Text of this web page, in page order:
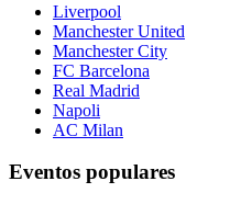
Liverpool
Manchester United
Manchester City
FC Barcelona
Real Madrid
Napoli
AC Milan
Eventos populares